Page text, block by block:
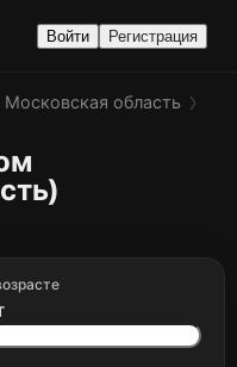
Войти Регистрация
Московская область